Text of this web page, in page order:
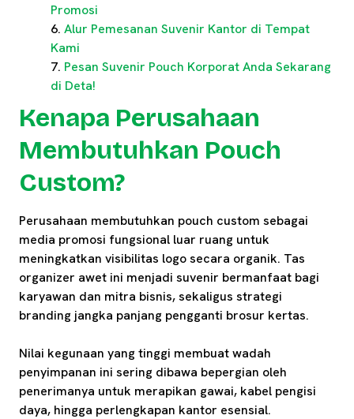
Promosi
Alur Pemesanan Suvenir Kantor di Tempat
Kami
Pesan Suvenir Pouch Korporat Anda Sekarang
di Deta!
Kenapa Perusahaan
Membutuhkan Pouch
Custom?
Perusahaan membutuhkan pouch custom sebagai
media promosi fungsional luar ruang untuk
meningkatkan visibilitas logo secara organik. Tas
organizer awet ini menjadi suvenir bermanfaat bagi
karyawan dan mitra bisnis, sekaligus strategi
branding jangka panjang pengganti brosur kertas.
Nilai kegunaan yang tinggi membuat wadah
penyimpanan ini sering dibawa bepergian oleh
penerimanya untuk merapikan gawai, kabel pengisi
daya, hingga perlengkapan kantor esensial.